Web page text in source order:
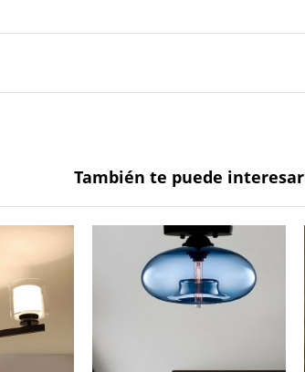
También te puede interesar